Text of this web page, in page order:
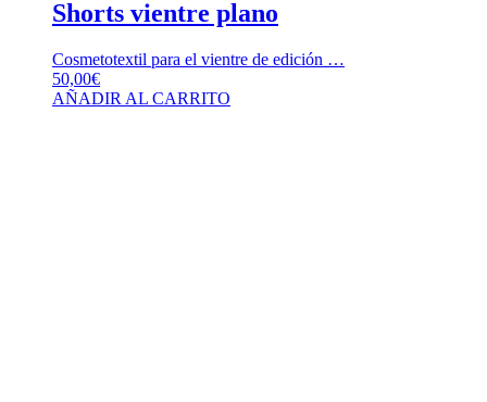
Shorts vientre plano
Cosmetotextil para el vientre de edición …
50,00€
AÑADIR AL CARRITO